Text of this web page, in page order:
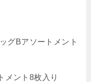
グBアソートメント
メント8枚入り